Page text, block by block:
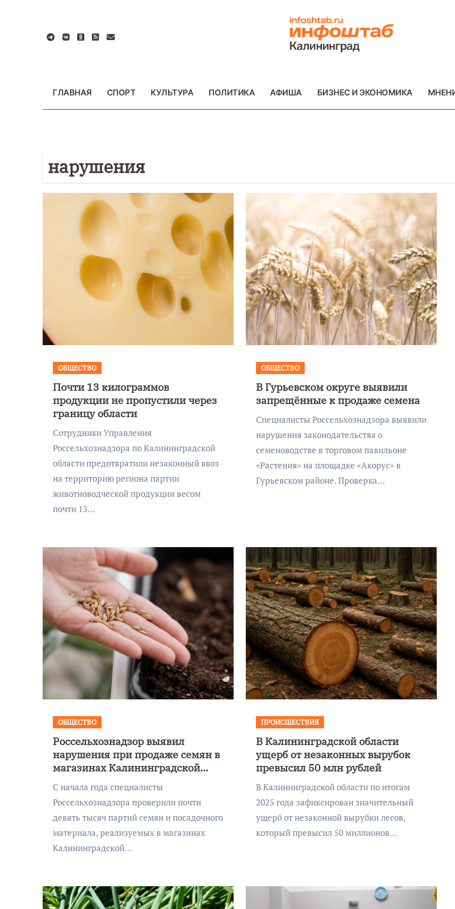
содержанию
ГЛАВНАЯ СПОРТ КУЛЬТУРА ПОЛИТИКА АФИША БИЗНЕС И ЭКОНОМИКА
нарушения
ОБЩЕСТВО
Почти 13 килограммов
продукции не пропустили через
границу области
Сотрудники Управления
Россельхознадзора по Калининградской
области предотвратили незаконный ввоз
на территорию региона партии
животноводческой продукции весом
почти 13…
ОБЩЕСТВО
В Гурьевском округе выявили
запрещённые к продаже семена
Специалисты Россельхознадзора выявили
нарушения законодательства о
семеноводстве в торговом павильоне
«Растения» на площадке «Акорус» в
Гурьевском районе. Проверка…
ОБЩЕСТВО
Россельхознадзор выявил
нарушения при продаже семян в
магазинах Калининградской
области
С начала года специалисты
Россельхознадзора проверили почти
девять тысяч партий семян и посадочного
материала, реализуемых в магазинах
Калининградской…
ПРОИСШЕСТВИЯ
В Калининградской области
ущерб от незаконных вырубок
превысил 50 млн рублей
В Калининградской области по итогам
2025 года зафиксирован значительный
ущерб от незаконной вырубки лесов,
который превысил 50 миллионов…
ВАЖНОЕ ОБЩЕСТВО ФОТО
Уникальное
северное сияние
запечатлели над
Балтикой
ВАЖНОЕ ОБЩЕСТВО ФОТО
Фотокадры, как
Калининград
завалило после
снежного бурана
АФИША КУЛЬТУРА ОБЩЕСТВО
Николай Патрушев
поддержал проведение в
Калининграде морского
фестиваля «Открытое море»
АФИША КУЛЬТУРА ОБЩЕСТВО
Организаторы фестиваля
«Открытое море» объявили
даты его проведения!